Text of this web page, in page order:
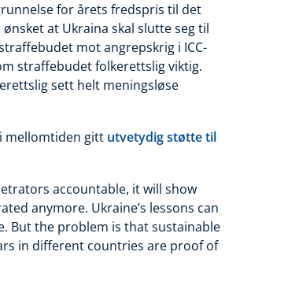
for årets fredspris til det
at Ukraina skal slutte seg til
mot angrepskrig i ICC-
straffebudet folkerettslig viktig.
sett helt meningsløse
mellomtiden gitt utvetydig støtte til
accountable, it will show
anymore. Ukraine’s lessons can
But the problem is that sustainable
in different countries are proof of